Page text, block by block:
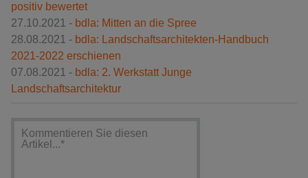
positiv bewertet
27.10.2021 - bdla: Mitten an die Spree
28.08.2021 - bdla: Landschaftsarchitekten-Handbuch
2021-2022 erschienen
07.08.2021 - bdla: 2. Werkstatt Junge
Landschaftsarchitektur